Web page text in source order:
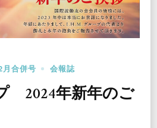
月合併号 会報誌
2024年新年のご